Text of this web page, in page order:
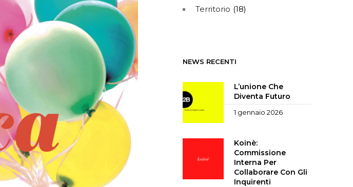
Territorio (18)
NEWS RECENTI
L’unione Che
Diventa Futuro
1 gennaio 2026
Koinè:
Commissione
Interna Per
Collaborare Con Gli
Inquirenti